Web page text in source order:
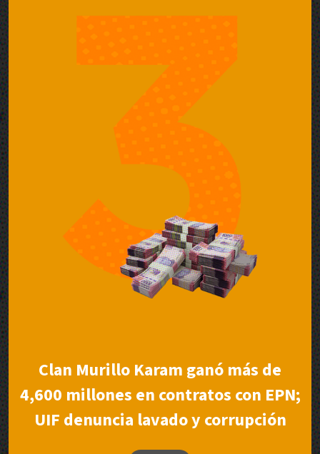
Clan Murillo Karam ganó más de
4,600 millones en contratos con EPN;
UIF denuncia lavado y corrupción